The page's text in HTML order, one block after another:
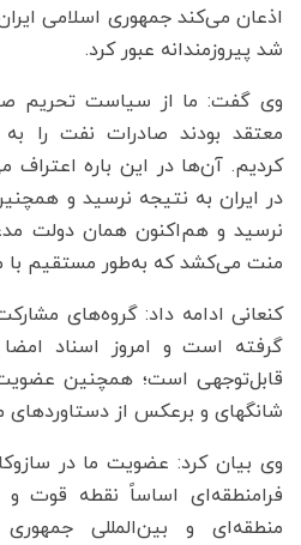
اذعان می‌کند جمهوری اسلامی
شد پیروزمندانه عبور کرد.
وی گفت: ما از سیاست تحریم
معتقد بودند صادرات نفت را
کردیم. آن‌ها در این باره
در ایران به نتیجه نرسید و
نرسید و هم‌اکنون همان دولت
منت می‌کشد که به‌طور مستقیم با
کنعانی‌ ادامه داد: گروه‌های
گرفته است و امروز اسناد
قابل‌توجهی است؛ همچنین
شانگهای و برعکس از
وی بیان کرد: عضویت ما در
فرامنطقه‌ای اساساً نقطه قوت و
منطقه‌ای و بین‌المللی